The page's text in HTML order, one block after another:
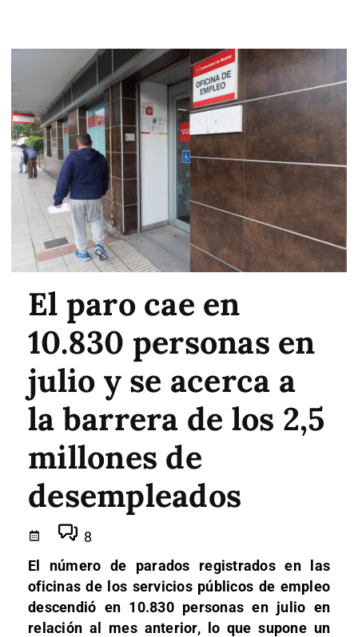
El paro cae en
10.830 personas en
julio y se acerca a
la barrera de los 2,5
millones de
desempleados
8
El número de parados registrados en las
oficinas de los servicios públicos de empleo
descendió en 10.830 personas en julio en
relación al mes anterior, lo que supone un